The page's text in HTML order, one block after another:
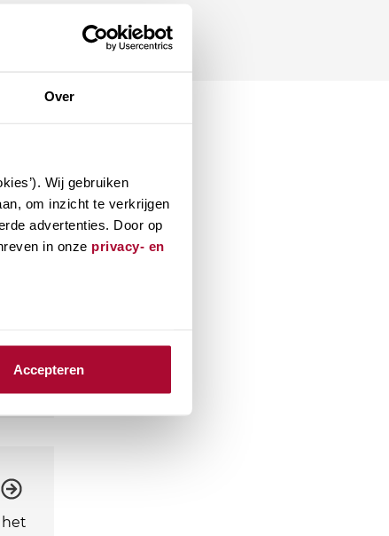
Over
Wij gebruiken
om inzicht te verkrijgen
advertenties. Door op
in onze privacy- en
Accepteren